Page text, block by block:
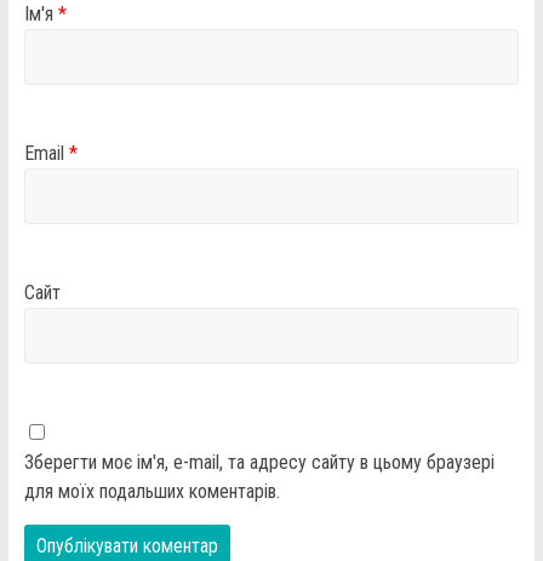
Ім'я *
Email *
Сайт
Зберегти моє ім'я, e-mail, та адресу сайту в цьому браузері
для моїх подальших коментарів.